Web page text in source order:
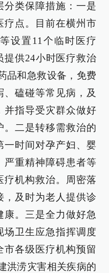
分类保障措施：一是
疗点。目前在横州市
设置11个临时医疗
提供24小时医疗救治
品和急救设备，免费
磕碰等常见病，及
并指导受灾群众做好
。二是转移需救治的
一时间对孕产妇、婴
严重精神障碍患者等
疗机构救治。周密落
，及时为老人提供诊
康。三是全力做好急
场卫生应急指挥调度
市各级医疗机构预留
洪涝灾害相关疾病的